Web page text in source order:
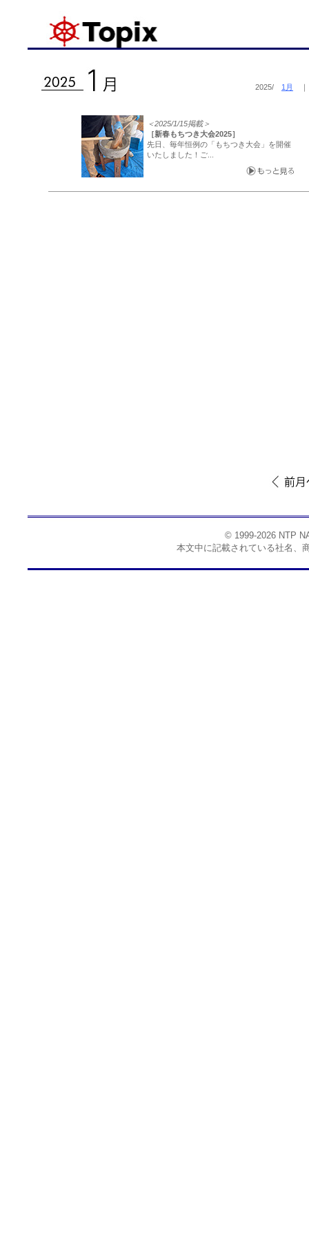
2025/ 1月
＜2025/1/15掲載＞
［新春もちつき大会2025］
先日、毎年恒例の「もちつき大会」を開催
いたしました！ご...
© 1999-2026 NTP
本文中に記載されている社名、